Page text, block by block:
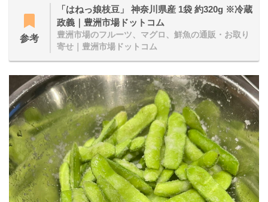
参考
「はねっ娘枝豆」 神奈川県産 1袋 約320g ※冷蔵
政義｜豊洲市場ドットコム
豊洲市場のフルーツ、マグロ、鮮魚の通販・お取り
寄せ｜豊洲市場ドットコム